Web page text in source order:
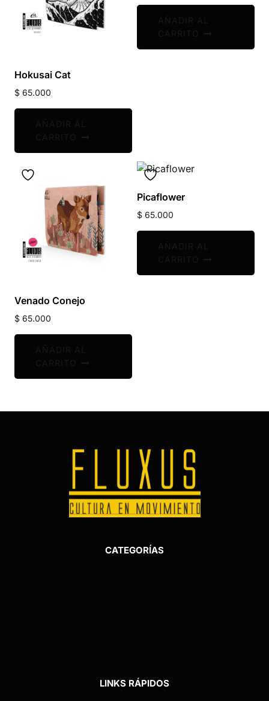
Hokusai Cat
$ 65.000
AÑADIR AL
CARRITO
AÑADIR AL
CARRITO
Venado Conejo
$ 65.000
AÑADIR AL
CARRITO
Picaflower
$ 65.000
AÑADIR AL
CARRITO
CATEGORÍAS
LINKS RÁPIDOS